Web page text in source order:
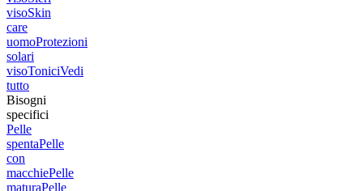
visoSkin
care
uomoProtezioni
solari
visoToniciVedi
tutto
Bisogni
specifici
Pelle
spentaPelle
con
macchiePelle
maturaPelle